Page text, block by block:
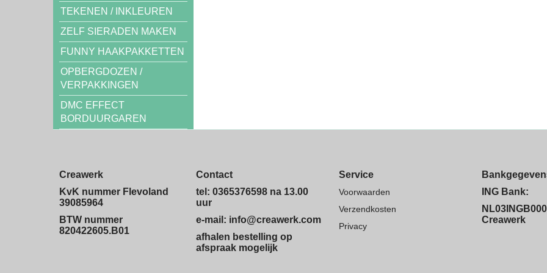
TEKENEN / INKLEUREN
ZELF SIERADEN MAKEN
FUNNY HAAKPAKKETTEN
OPBERGDOZEN /
VERPAKKINGEN
DMC EFFECT
BORDUURGAREN
Creawerk
KvK nummer Flevoland
39085964
BTW nummer
820422605.B01
Contact
tel: 0365376598 na 13.00
uur
e-mail: info@creawerk.com
afhalen bestelling op
afspraak mogelijk
Service
Voorwaarden
Verzendkosten
Privacy
ING Bank:
Creawerk